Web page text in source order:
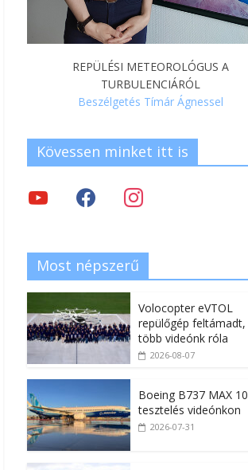
REPÜLÉSI METEOROLÓGUS A
TURBULENCIÁRÓL
Beszélgetés Tímár Ágnessel
Kövessen minket itt is
Most népszerű
Volocopter eVTOL
repülőgép feltámadt,
több videónk róla
2026-08-07
Boeing B737 MAX 10
tesztelés videónkon
2026-07-31